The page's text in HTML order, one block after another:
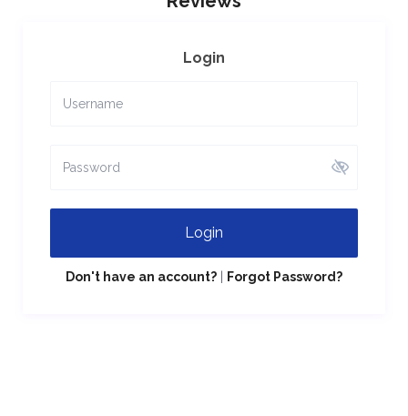
Login
Login
Don't have an account? Forgot Password?